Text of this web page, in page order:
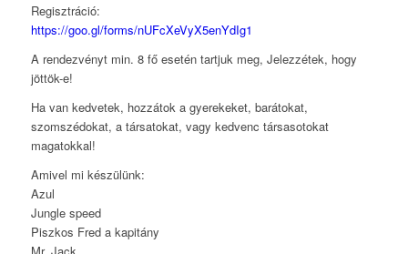
Regisztráció:
https://goo.gl/forms/nUFcXeVyX5enYdIg1
A rendezvényt min. 8 fő esetén tartjuk meg, Jelezzétek, hogy
jöttök-e!
Ha van kedvetek, hozzátok a gyerekeket, barátokat,
szomszédokat, a társatokat, vagy kedvenc társasotokat
magatokkal!
Amivel mi készülünk:
Azul
Jungle speed
Piszkos Fred a kapitány